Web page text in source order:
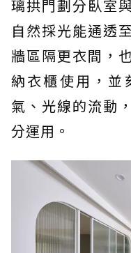
璃拱門劃分臥室
自然採光能通透
牆區隔更衣間，
納衣櫃使用，並
氣、光線的流動
分運用。